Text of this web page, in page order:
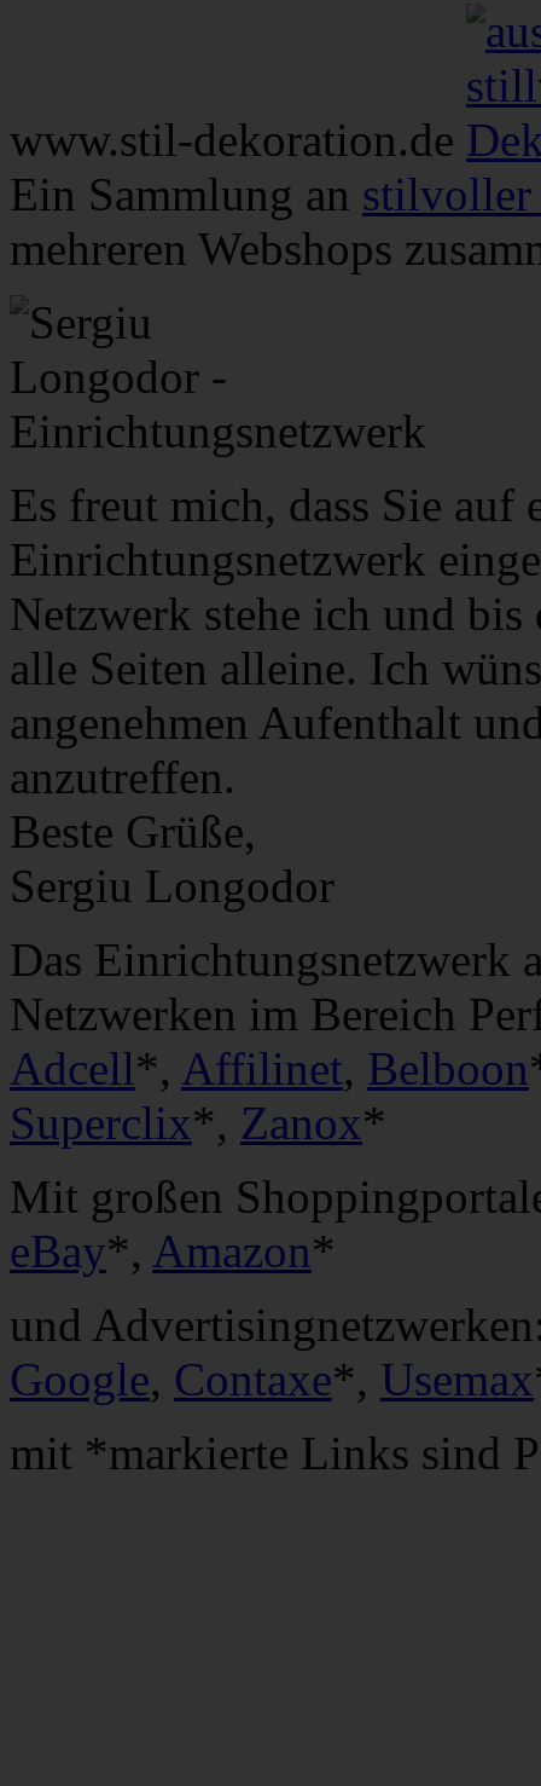
www.stil-dekoration.de
Ein Sammlung an stilvoller
mehreren Webshops
Es freut mich, dass Sie auf
Einrichtungsnetzwerk
Netzwerk stehe ich und
alle Seiten alleine. Ich
angenehmen Aufenthalt
anzutreffen.
Beste Grüße,
Sergiu Longodor
Das Einrichtungsnetzwerk
Netzwerken im Bereich
Adcell*, Affilinet, Belboon
Superclix*, Zanox*
Mit großen
eBay*, Amazon*
und
Google, Contaxe*, Usemax
mit *markierte Links sind